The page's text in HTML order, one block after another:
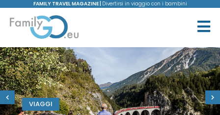
FAMILY TRAVEL MAGAZINE | Divertirsi in viaggio con i bambini
VIAGGI